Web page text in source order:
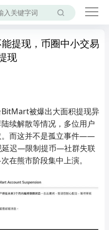
提现，币圈中小交易
现
被爆出大面积提现异
续解散等情况，多位用户
。而这并不是孤立事件——
延迟—限制提币—社群失联
在熊市阶段集中上演。